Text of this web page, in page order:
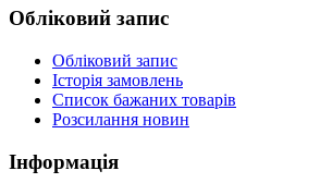
Обліковий запис
Обліковий запис
Історія замовлень
Список бажаних товарів
Розсилання новин
Інформація